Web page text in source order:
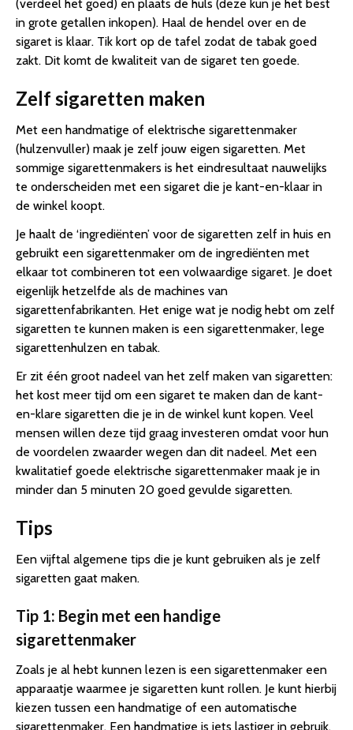
(verdeel het goed) en plaats de huls (deze kun je het best
in grote getallen inkopen). Haal de hendel over en de
sigaret is klaar. Tik kort op de tafel zodat de tabak goed
zakt. Dit komt de kwaliteit van de sigaret ten goede.
Zelf sigaretten maken
Met een handmatige of elektrische sigarettenmaker
(hulzenvuller) maak je zelf jouw eigen sigaretten. Met
sommige sigarettenmakers is het eindresultaat nauwelijks
te onderscheiden met een sigaret die je kant-en-klaar in
de winkel koopt.
Je haalt de ‘ingrediënten’ voor de sigaretten zelf in huis en
gebruikt een sigarettenmaker om de ingrediënten met
elkaar tot combineren tot een volwaardige sigaret. Je doet
eigenlijk hetzelfde als de machines van
sigarettenfabrikanten. Het enige wat je nodig hebt om zelf
sigaretten te kunnen maken is een sigarettenmaker, lege
sigarettenhulzen en tabak.
Er zit één groot nadeel van het zelf maken van sigaretten:
het kost meer tijd om een sigaret te maken dan de kant-
en-klare sigaretten die je in de winkel kunt kopen. Veel
mensen willen deze tijd graag investeren omdat voor hun
de voordelen zwaarder wegen dan dit nadeel. Met een
kwalitatief goede elektrische sigarettenmaker maak je in
minder dan 5 minuten 20 goed gevulde sigaretten.
Tips
Een vijftal algemene tips die je kunt gebruiken als je zelf
sigaretten gaat maken.
Tip 1: Begin met een handige
sigarettenmaker
Zoals je al hebt kunnen lezen is een sigarettenmaker een
apparaatje waarmee je sigaretten kunt rollen. Je kunt hierbij
kiezen tussen een handmatige of een automatische
sigarettenmaker. Een handmatige is iets lastiger in gebruik,